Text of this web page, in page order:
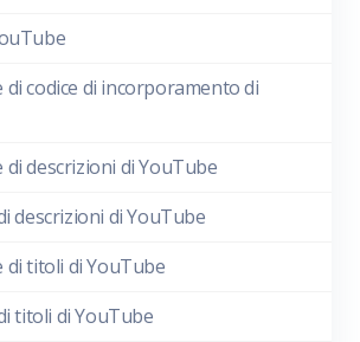
codice di incorporamento di
descrizioni di YouTube
descrizioni di YouTube
di titoli di YouTube
titoli di YouTube